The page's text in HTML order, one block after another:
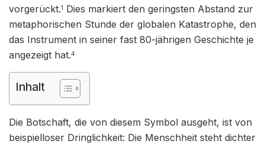
vorgerückt.1 Dies markiert den geringsten Abstand zur
metaphorischen Stunde der globalen Katastrophe, den
das Instrument in seiner fast 80-jährigen Geschichte je
angezeigt hat.4
Inhalt
Die Botschaft, die von diesem Symbol ausgeht, ist von
beispielloser Dringlichkeit: Die Menschheit steht dichter